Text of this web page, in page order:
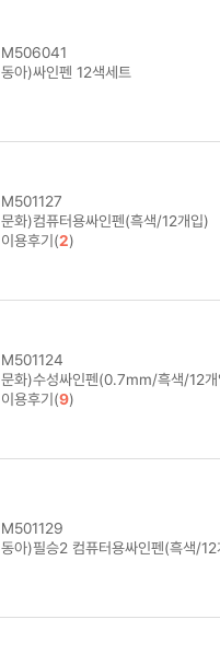
M506041
동아)싸인펜 12색세트
M501127
문화)컴퓨터용싸인펜(흑색/12개입)
이용후기(2)
M501124
문화)수성싸인펜(0.7mm/흑색/12
이용후기(9)
M501129
동아)필승2 컴퓨터용싸인펜(흑색/12